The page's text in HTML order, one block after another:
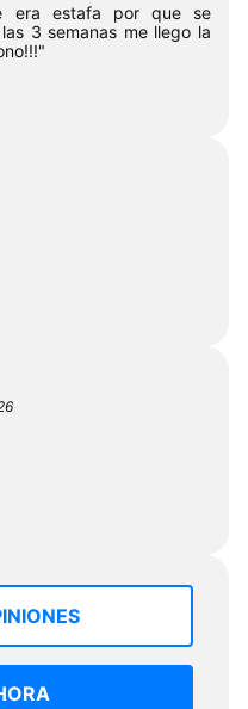
era estafa por que se
3 semanas me llego la